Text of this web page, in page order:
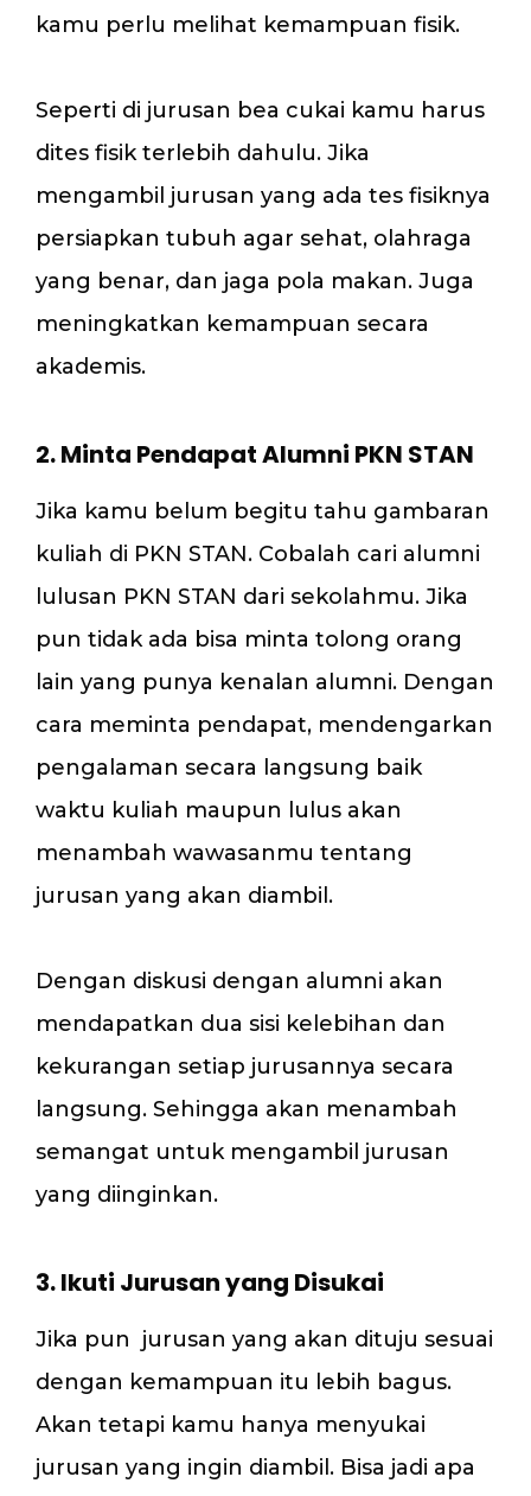
kamu perlu melihat kemampuan fisik.
Seperti di jurusan bea cukai kamu harus
dites fisik terlebih dahulu. Jika
mengambil jurusan yang ada tes fisiknya
persiapkan tubuh agar sehat, olahraga
yang benar, dan jaga pola makan. Juga
meningkatkan kemampuan secara
akademis.
2. Minta Pendapat Alumni PKN STAN
Jika kamu belum begitu tahu gambaran
kuliah di PKN STAN. Cobalah cari alumni
lulusan PKN STAN dari sekolahmu. Jika
pun tidak ada bisa minta tolong orang
lain yang punya kenalan alumni. Dengan
cara meminta pendapat, mendengarkan
pengalaman secara langsung baik
waktu kuliah maupun lulus akan
menambah wawasanmu tentang
jurusan yang akan diambil.
Dengan diskusi dengan alumni akan
mendapatkan dua sisi kelebihan dan
kekurangan setiap jurusannya secara
langsung. Sehingga akan menambah
semangat untuk mengambil jurusan
yang diinginkan.
3. Ikuti Jurusan yang Disukai
Jika pun jurusan yang akan dituju sesuai
dengan kemampuan itu lebih bagus.
Akan tetapi kamu hanya menyukai
jurusan yang ingin diambil. Bisa jadi apa